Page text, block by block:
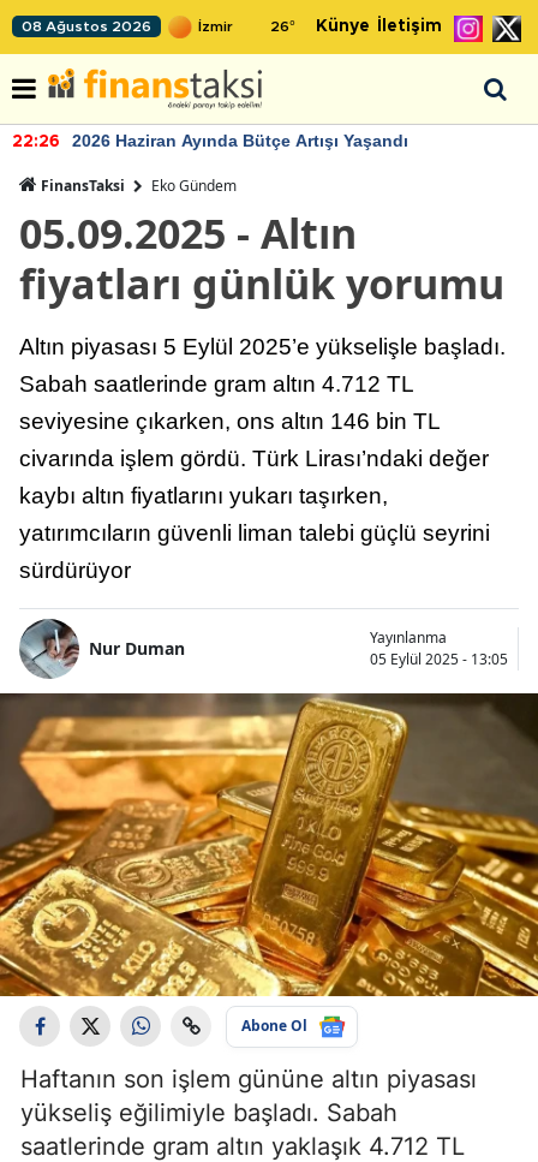
08 Ağustos 2026 26° Künye İletişim
22:26 2026 Haziran Ayında Bütçe Artışı Yaşandı
FinansTaksi Eko Gündem
05.09.2025 - Altın
fiyatları günlük yorumu
Altın piyasası 5 Eylül 2025’e yükselişle başladı.
Sabah saatlerinde gram altın 4.712 TL
seviyesine çıkarken, ons altın 146 bin TL
civarında işlem gördü. Türk Lirası’ndaki değer
kaybı altın fiyatlarını yukarı taşırken,
yatırımcıların güvenli liman talebi güçlü seyrini
sürdürüyor
Nur Duman
Yayınlanma
05 Eylül 2025 - 13:05
Abone Ol
Haftanın son işlem gününe altın piyasası
yükseliş eğilimiyle başladı. Sabah
saatlerinde gram altın yaklaşık 4.712 TL